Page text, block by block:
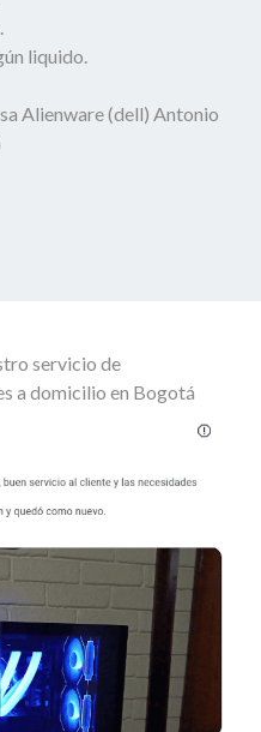
liquido.
Alienware (dell) Antonio
servicio de
a domicilio en Bogotá